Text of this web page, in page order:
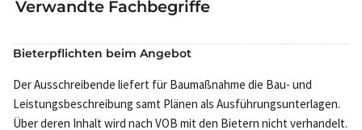
Verwandte Fachbegriffe
Bieterpflichten beim Angebot
Der Ausschreibende liefert für Baumaßnahme die Bau- und
Leistungsbeschreibung samt Plänen als Ausführungsunterlagen.
Über deren Inhalt wird nach VOB mit den Bietern nicht verhandelt.